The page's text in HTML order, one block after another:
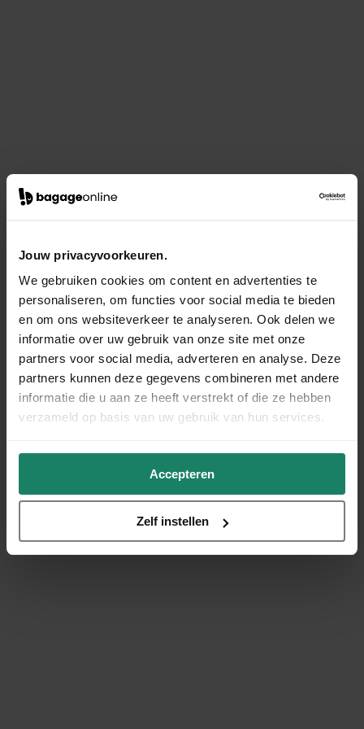
Jouw privacyvoorkeuren.
We gebruiken cookies om content en advertenties te
personaliseren, om functies voor social media te bieden
en om ons websiteverkeer te analyseren. Ook delen we
informatie over uw gebruik van onze site met onze
partners voor social media, adverteren en analyse. Deze
partners kunnen deze gegevens combineren met andere
informatie die u aan ze heeft verstrekt of die ze hebben
verzameld op basis van uw gebruik van hun services.
Accepteren
Zelf instellen